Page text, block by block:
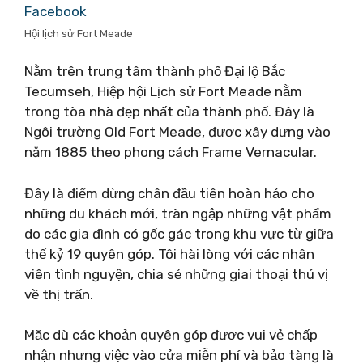
Facebook
Hội lịch sử Fort Meade
Nằm trên trung tâm thành phố Đại lộ Bắc
Tecumseh, Hiệp hội Lịch sử Fort Meade nằm
trong tòa nhà đẹp nhất của thành phố. Đây là
Ngôi trường Old Fort Meade, được xây dựng vào
năm 1885 theo phong cách Frame Vernacular.
Đây là điểm dừng chân đầu tiên hoàn hảo cho
những du khách mới, tràn ngập những vật phẩm
do các gia đình có gốc gác trong khu vực từ giữa
thế kỷ 19 quyên góp. Tôi hài lòng với các nhân
viên tình nguyện, chia sẻ những giai thoại thú vị
về thị trấn.
Mặc dù các khoản quyên góp được vui vẻ chấp
nhận nhưng việc vào cửa miễn phí và bảo tàng là